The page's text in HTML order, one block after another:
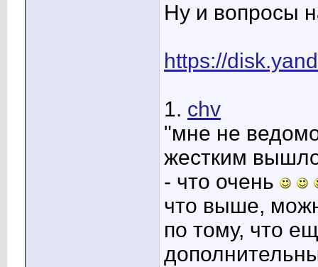
Ну и вопросы
https://
1. chv
"мне не
жестким
- что очень
что выше,
по тому, что